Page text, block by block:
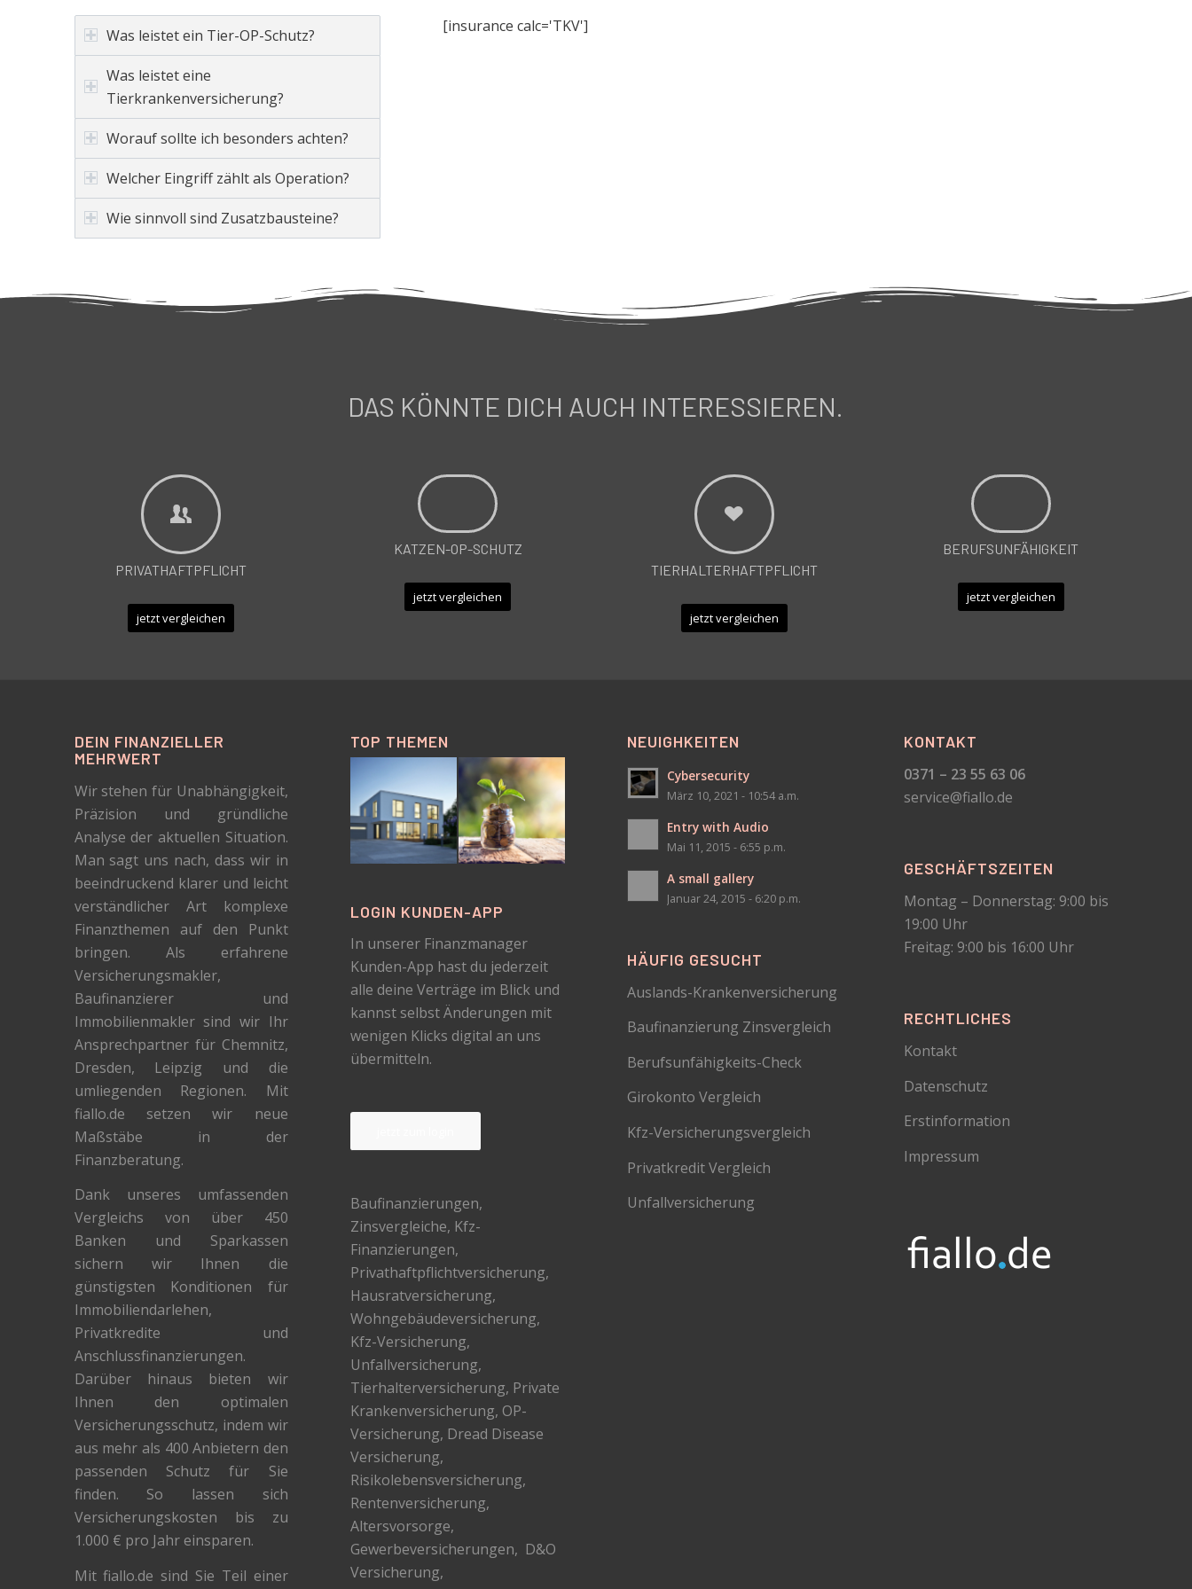
Was leistet ein Tier-OP-Schutz?
Was leistet eine
Tierkrankenversicherung?
Worauf sollte ich besonders achten?
Welcher Eingriff zählt als Operation?
Wie sinnvoll sind Zusatzbausteine?
[insurance calc='TKV']
DAS KÖNNTE DICH AUCH INTERESSIEREN.
PRIVATHAFTPFLICHT
jetzt vergleichen
KATZEN-OP-SCHUTZ
jetzt vergleichen
TIERHALTERHAFTPFLICHT
jetzt vergleichen
BERUFSUNFÄHIGKEIT
jetzt vergleichen
DEIN FINANZIELLER
MEHRWERT
Wir stehen für Unabhängigkeit,
Präzision und gründliche
Analyse der aktuellen Situation.
Man sagt uns nach, dass wir in
beeindruckend klarer und leicht
verständlicher Art komplexe
Finanzthemen auf den Punkt
bringen. Als erfahrene
Versicherungsmakler,
Baufinanzierer und
Immobilienmakler sind wir Ihr
Ansprechpartner für Chemnitz,
Dresden, Leipzig und die
umliegenden Regionen. Mit
fiallo.de setzen wir neue
Maßstäbe in der
Finanzberatung.
Dank unseres umfassenden
Vergleichs von über 450
Banken und Sparkassen
sichern wir Ihnen die
günstigsten Konditionen für
Immobiliendarlehen,
Privatkredite und
Anschlussfinanzierungen.
Darüber hinaus bieten wir
Ihnen den optimalen
Versicherungsschutz, indem wir
aus mehr als 400 Anbietern den
passenden Schutz für Sie
finden. So lassen sich
Versicherungskosten bis zu
1.000 € pro Jahr einsparen.
Mit fiallo.de sind Sie Teil einer
TOP THEMEN
LOGIN KUNDEN-APP
In unserer Finanzmanager
Kunden-App hast du jederzeit
alle deine Verträge im Blick und
kannst selbst Änderungen mit
wenigen Klicks digital an uns
übermitteln.
Baufinanzierungen,
Zinsvergleiche, Kfz-
Finanzierungen,
Privathaftpflichtversicherung,
Hausratversicherung,
Wohngebäudeversicherung,
Kfz-Versicherung,
Unfallversicherung,
Tierhalterversicherung, Private
Krankenversicherung, OP-
Versicherung, Dread Disease
Versicherung,
Risikolebensversicherung,
Rentenversicherung,
Altersvorsorge,
Gewerbeversicherungen, D&O
Versicherung,
NEUIGHKEITEN
Cybersecurity
März 10, 2021 - 10:54 a.m.
Entry with Audio
Mai 11, 2015 - 6:55 p.m.
A small gallery
Januar 24, 2015 - 6:20 p.m.
HÄUFIG GESUCHT
Auslands-Krankenversicherung
Baufinanzierung Zinsvergleich
Berufsunfähigkeits-Check
Girokonto Vergleich
Kfz-Versicherungsvergleich
Privatkredit Vergleich
Unfallversicherung
KONTAKT
0371 – 23 55 63 06
service@fiallo.de
GESCHÄFTSZEITEN
Montag – Donnerstag: 9:00 bis
19:00 Uhr
Freitag: 9:00 bis 16:00 Uhr
RECHTLICHES
Kontakt
Datenschutz
Erstinformation
Impressum